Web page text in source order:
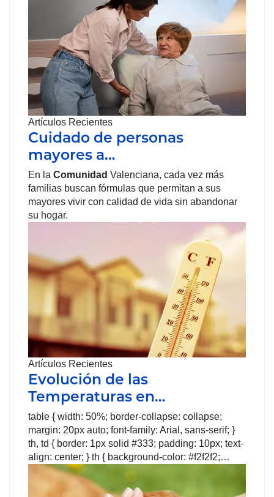
Artículos Recientes
Cuidado de personas
mayores a…
En la Comunidad Valenciana, cada vez más
familias buscan fórmulas que permitan a sus
mayores vivir con calidad de vida sin abandonar
su hogar.
Artículos Recientes
Evolución de las
Temperaturas en…
table { width: 50%; border-collapse: collapse;
margin: 20px auto; font-family: Arial, sans-serif; }
th, td { border: 1px solid #333; padding: 10px; text-
align: center; } th { background-color: #f2f2f2;…